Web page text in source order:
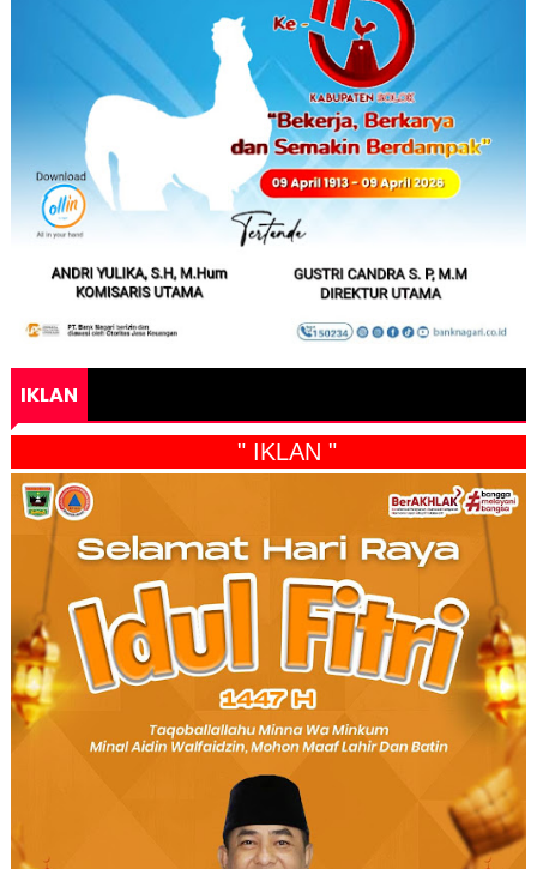
IKLAN
" IKLAN "